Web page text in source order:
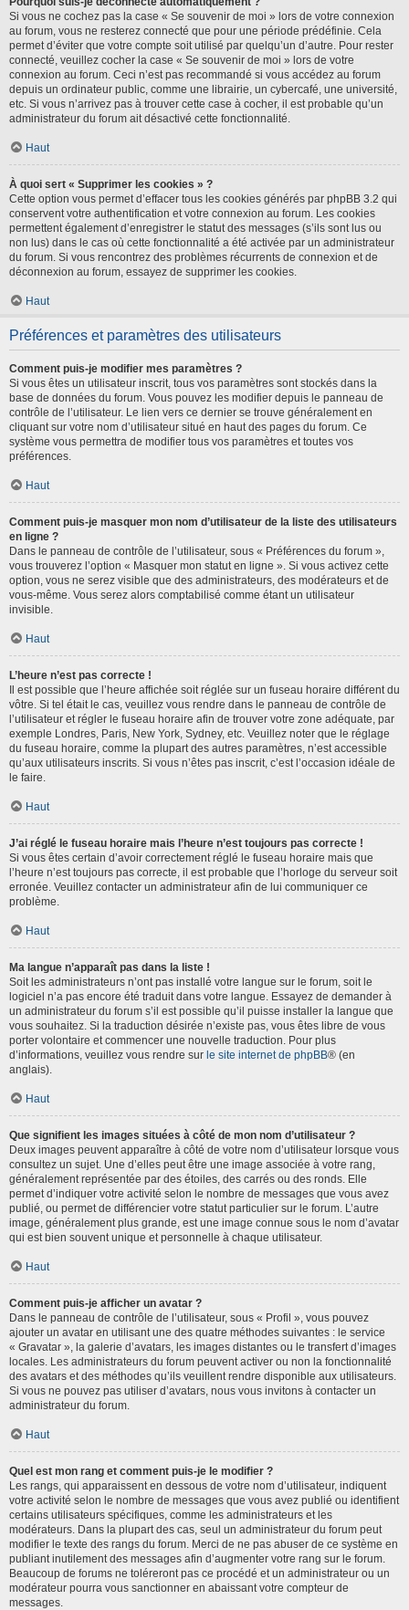
Si vous ne cochez pas la case « Se souvenir de moi » lors de votre connexion
au forum, vous ne resterez connecté que pour une période prédéfinie. Cela
permet d’éviter que votre compte soit utilisé par quelqu’un d’autre. Pour rester
connecté, veuillez cocher la case « Se souvenir de moi » lors de votre
connexion au forum. Ceci n’est pas recommandé si vous accédez au forum
depuis un ordinateur public, comme une librairie, un cybercafé, une université,
etc. Si vous n’arrivez pas à trouver cette case à cocher, il est probable qu’un
administrateur du forum ait désactivé cette fonctionnalité.
Haut
À quoi sert « Supprimer les cookies » ?
Cette option vous permet d’effacer tous les cookies générés par phpBB 3.2 qui
conservent votre authentification et votre connexion au forum. Les cookies
permettent également d’enregistrer le statut des messages (s’ils sont lus ou
non lus) dans le cas où cette fonctionnalité a été activée par un administrateur
du forum. Si vous rencontrez des problèmes récurrents de connexion et de
déconnexion au forum, essayez de supprimer les cookies.
Haut
Préférences et paramètres des utilisateurs
Comment puis-je modifier mes paramètres ?
Si vous êtes un utilisateur inscrit, tous vos paramètres sont stockés dans la
base de données du forum. Vous pouvez les modifier depuis le panneau de
contrôle de l’utilisateur. Le lien vers ce dernier se trouve généralement en
cliquant sur votre nom d’utilisateur situé en haut des pages du forum. Ce
système vous permettra de modifier tous vos paramètres et toutes vos
préférences.
Haut
Comment puis-je masquer mon nom d’utilisateur de la liste des utilisateurs
en ligne ?
Dans le panneau de contrôle de l’utilisateur, sous « Préférences du forum »,
vous trouverez l’option « Masquer mon statut en ligne ». Si vous activez cette
option, vous ne serez visible que des administrateurs, des modérateurs et de
vous-même. Vous serez alors comptabilisé comme étant un utilisateur
invisible.
Haut
L’heure n’est pas correcte !
Il est possible que l’heure affichée soit réglée sur un fuseau horaire différent du
vôtre. Si tel était le cas, veuillez vous rendre dans le panneau de contrôle de
l’utilisateur et régler le fuseau horaire afin de trouver votre zone adéquate, par
exemple Londres, Paris, New York, Sydney, etc. Veuillez noter que le réglage
du fuseau horaire, comme la plupart des autres paramètres, n’est accessible
qu’aux utilisateurs inscrits. Si vous n’êtes pas inscrit, c’est l’occasion idéale de
le faire.
Haut
J’ai réglé le fuseau horaire mais l’heure n’est toujours pas correcte !
Si vous êtes certain d’avoir correctement réglé le fuseau horaire mais que
l’heure n’est toujours pas correcte, il est probable que l’horloge du serveur soit
erronée. Veuillez contacter un administrateur afin de lui communiquer ce
problème.
Haut
Ma langue n’apparaît pas dans la liste !
Soit les administrateurs n’ont pas installé votre langue sur le forum, soit le
logiciel n’a pas encore été traduit dans votre langue. Essayez de demander à
un administrateur du forum s’il est possible qu’il puisse installer la langue que
vous souhaitez. Si la traduction désirée n’existe pas, vous êtes libre de vous
porter volontaire et commencer une nouvelle traduction. Pour plus
d’informations, veuillez vous rendre sur le site internet de phpBB® (en
anglais).
Haut
Que signifient les images situées à côté de mon nom d’utilisateur ?
Deux images peuvent apparaître à côté de votre nom d’utilisateur lorsque vous
consultez un sujet. Une d’elles peut être une image associée à votre rang,
généralement représentée par des étoiles, des carrés ou des ronds. Elle
permet d’indiquer votre activité selon le nombre de messages que vous avez
publié, ou permet de différencier votre statut particulier sur le forum. L’autre
image, généralement plus grande, est une image connue sous le nom d’avatar
qui est bien souvent unique et personnelle à chaque utilisateur.
Haut
Comment puis-je afficher un avatar ?
Dans le panneau de contrôle de l’utilisateur, sous « Profil », vous pouvez
ajouter un avatar en utilisant une des quatre méthodes suivantes : le service
« Gravatar », la galerie d’avatars, les images distantes ou le transfert d’images
locales. Les administrateurs du forum peuvent activer ou non la fonctionnalité
des avatars et des méthodes qu’ils veuillent rendre disponible aux utilisateurs.
Si vous ne pouvez pas utiliser d’avatars, nous vous invitons à contacter un
administrateur du forum.
Haut
Quel est mon rang et comment puis-je le modifier ?
Les rangs, qui apparaissent en dessous de votre nom d’utilisateur, indiquent
votre activité selon le nombre de messages que vous avez publié ou identifient
certains utilisateurs spécifiques, comme les administrateurs et les
modérateurs. Dans la plupart des cas, seul un administrateur du forum peut
modifier le texte des rangs du forum. Merci de ne pas abuser de ce système en
publiant inutilement des messages afin d’augmenter votre rang sur le forum.
Beaucoup de forums ne toléreront pas ce procédé et un administrateur ou un
modérateur pourra vous sanctionner en abaissant votre compteur de
messages.